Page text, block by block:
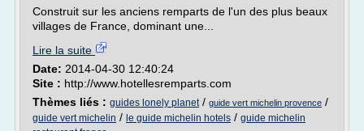
Construit sur les anciens remparts de l'un des plus beaux
villages de France, dominant une...
Lire la suite
Date: 2014-04-30 12:40:24
Site : http://www.hotellesremparts.com
Thèmes liés : guides lonely planet/ guide vert michelin provence /
guide vert michelin / le guide michelin hotels / guide michelin